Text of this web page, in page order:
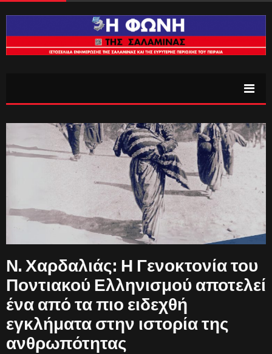
Ν. Χαρδαλιάς: Η Γενοκτονία του
Ποντιακού Ελληνισμού αποτελεί
ένα από τα πιο ειδεχθή
εγκλήματα στην ιστορία της
ανθρωπότητας